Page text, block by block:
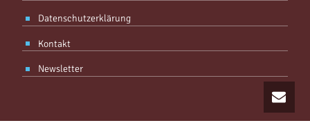
Datenschutzerklärung
Kontakt
Newsletter